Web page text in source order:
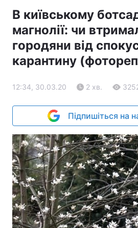
В київському
магнолії: чи
городяни від
карантину
12:34, 30.03.20 2 хв.
Підпишіться на